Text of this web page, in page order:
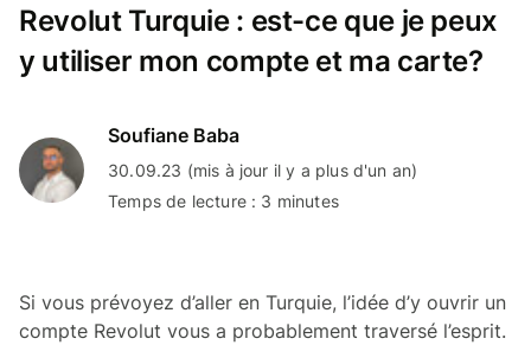
Revolut Turquie : est-ce que je peux
y utiliser mon compte et ma carte?
Soufiane Baba
30.09.23 (mis à jour il y a plus d'un an)
Temps de lecture : 3 minutes
Si vous prévoyez d’aller en Turquie, l’idée d’y ouvrir un
compte Revolut vous a probablement traversé l’esprit.